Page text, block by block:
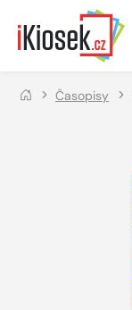
Přejít na hlavní obsah
Časopisy